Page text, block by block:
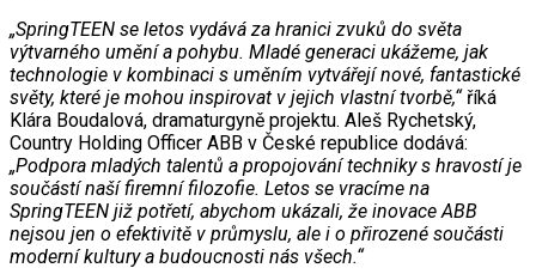
„SpringTEEN se letos vydává za hranici zvuků do světa
výtvarného umění a pohybu. Mladé generaci ukážeme, jak
technologie v kombinaci s uměním vytvářejí nové, fantastické
světy, které je mohou inspirovat v jejich vlastní tvorbě,“říká
Klára Boudalová, dramaturgyně projektu. Aleš Rychetský,
Country Holding Officer ABB v České republice dodává:
„Podpora mladých talentů a propojování techniky s hravostí je
součástí naší firemní filozofie. Letos se vracíme na
SpringTEEN již potřetí, abychom ukázali, že inovace ABB
nejsou jen o efektivitě v průmyslu, ale i o přirozené součásti
moderní kultury a budoucnosti nás všech.“